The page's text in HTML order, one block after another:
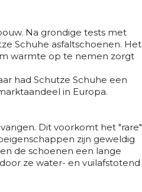
Na grondige tests met
Schuhe asfaltschoenen. Het
warmte op te nemen zorgt
had Schutze Schuhe een
in Europa.
Dit voorkomt het "rare"
zijn geweldig
de schoenen een lange
ze water- en vuilafstotend